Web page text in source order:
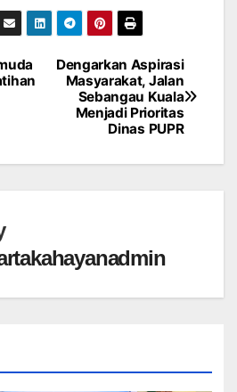
Dengarkan Aspirasi
Masyarakat, Jalan
Sebangau Kuala
Menjadi Prioritas
Dinas PUPR